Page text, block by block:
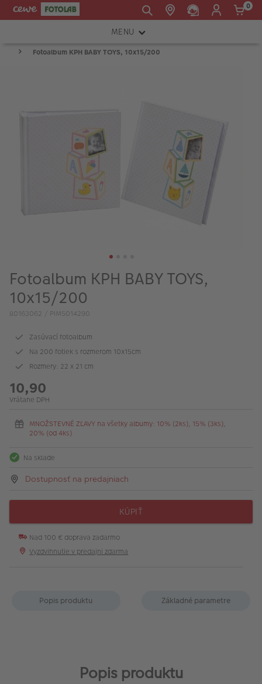
E-mail:
0
MENU
FOTOAPARÁTY
Fotoalbum KPH BABY TOYS, 10x15/200
Fotoalbum KPH BABY TOYS,
10x15/200
80163062 / PIM5014290
Zasúvací fotoalbum
Na 200 fotiek s rozmerom 10x15cm
Rozmery: 22 x 21 cm
10,90
Vrátane DPH
MNOŽSTEVNÉ ZĽAVY na všetky albumy: 10% (2ks), 15% (3ks),
20% (od 4ks)
Na sklade
Dostupnosť na predajniach
KÚPIŤ
Nad 100 € doprava zadarmo
Vyzdvihnutie v predajni zdarma
Popis produktu Základné parametre
Popis produktu